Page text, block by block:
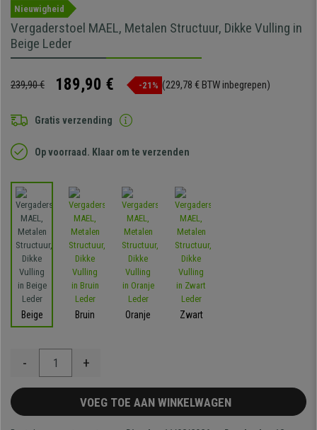
Nieuwigheid
Vergaderstoel MAEL, Metalen Structuur, Dikke Vulling in
Beige Leder
239,90 € 189,90 € -21% (229,78 € BTW inbegrepen)
Gratis verzending
Op voorraad. Klaar om te verzenden
Beige Bruin Oranje Zwart
- +
VOEG TOE AAN WINKELWAGEN